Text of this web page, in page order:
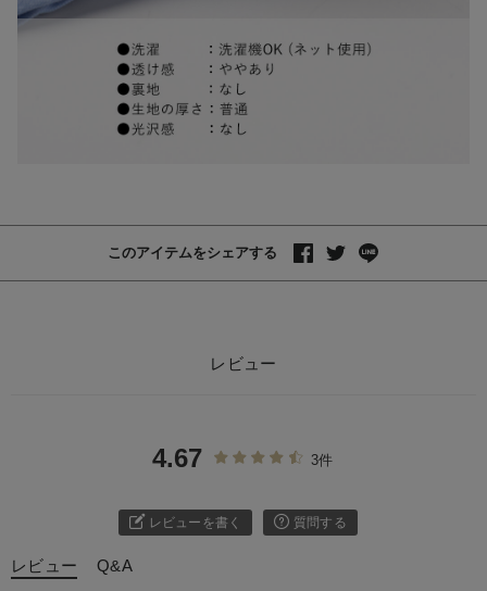
このアイテムをシェアする
レビュー
4.67 3件
レビューを書く 質問する
レビュー Q&A